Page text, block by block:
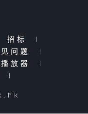
招标
|
问题
|
放器
|
|